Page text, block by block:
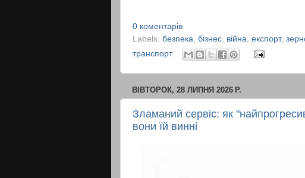
0 коментарів
Labels: безпека бізнес війна експорт,
транспорт
ВІВТОРОК, 28 ЛИПНЯ 2026 Р.
Зламаний сервіс: як
вони їй винні